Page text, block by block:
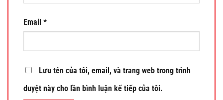
Email *
Lưu tên của tôi, email, và trang web trong trình
duyệt này cho lần bình luận kế tiếp của tôi.